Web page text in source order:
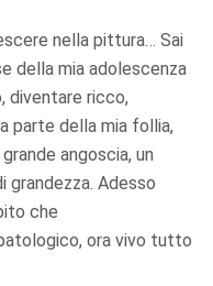
nella pittura… Sai
della mia adolescenza
diventare ricco,
parte della mia follia,
angoscia, un
grandezza. Adesso
che
ora vivo tutto